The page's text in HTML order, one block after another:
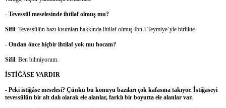
- Tevessül meselesinde ihtilaf olmuş mu?
Sifil: Tevessülün bazı kısımları hakkında ihtilaf olmuş İbn-i Teymiye’yle birlikte.
- Ondan önce hiçbir ihtilaf yok mu hocam?
Sifil: Ben bilmiyorum.
İSTİĞÂSE VARDIR
- Peki istiğâse meselesi? Çünkü bu konuyu bazıları çok kafasına takıyor. İstiğaseyi
tevessülün bir alt dalı olarak ele alanlar, farklı bir boyutta ele alanlar var.